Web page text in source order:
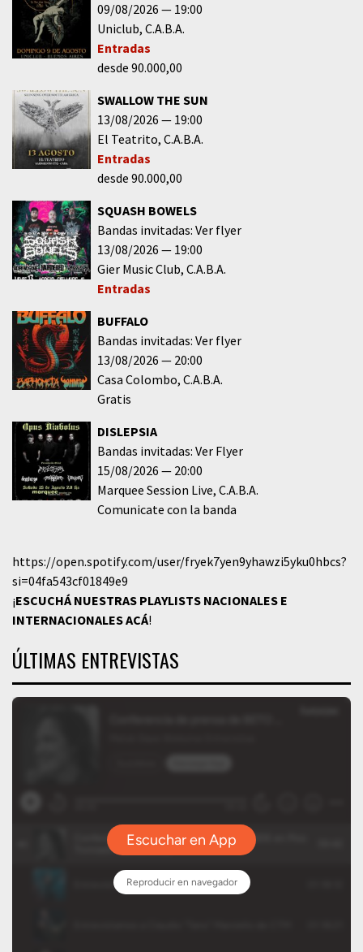
09/08/2026
19:00
Uniclub C.A.B.A.
Entradas
desde 90.000,00
SWALLOW THE SUN
13/08/2026
19:00
El Teatrito C.A.B.A.
Entradas
desde 90.000,00
SQUASH BOWELS
Bandas invitadas: Ver flyer
13/08/2026
19:00
Gier Music Club C.A.B.A.
Entradas
BUFFALO
Bandas invitadas: Ver flyer
13/08/2026
20:00
Casa Colombo C.A.B.A.
Gratis
DISLEPSIA
Bandas invitadas: Ver Flyer
15/08/2026
20:00
Marquee Session Live C.A.B.A.
Comunicate con la banda
https://open.spotify.com/user/fryek7yen9yhawzi5yku0hbcs?
si=04fa543cf01849e9
¡ESCUCHÁ NUESTRAS PLAYLISTS NACIONALES E
INTERNACIONALESACÁ!
ÚLTIMAS ENTREVISTAS